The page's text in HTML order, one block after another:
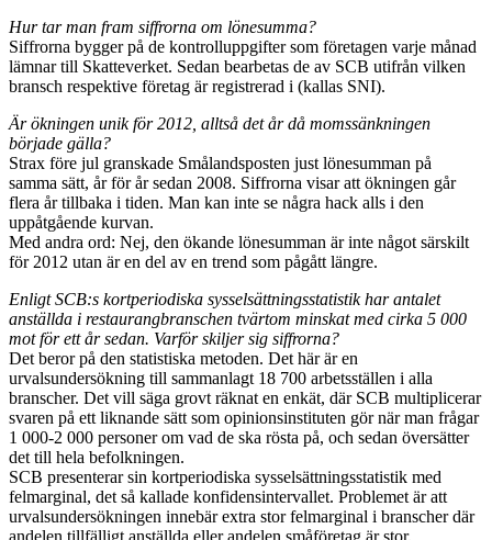
Hur tar man fram siffrorna om lönesumma?
Siffrorna bygger på de kontrolluppgifter som företagen varje månad
lämnar till Skatteverket. Sedan bearbetas de av SCB utifrån vilken
bransch respektive företag är registrerad i (kallas SNI).
Är ökningen unik för 2012, alltså det år då momssänkningen
började gälla?
Strax före jul granskade Smålandsposten just lönesumman på
samma sätt, år för år sedan 2008. Siffrorna visar att ökningen går
flera år tillbaka i tiden. Man kan inte se några hack alls i den
uppåtgående kurvan.
Med andra ord: Nej, den ökande lönesumman är inte något särskilt
för 2012 utan är en del av en trend som pågått längre.
Enligt SCB:s kortperiodiska sysselsättningsstatistik har antalet
anställda i restaurangbranschen tvärtom minskat med cirka 5 000
mot för ett år sedan. Varför skiljer sig siffrorna?
Det beror på den statistiska metoden. Det här är en
urvalsundersökning till sammanlagt 18 700 arbetsställen i alla
branscher. Det vill säga grovt räknat en enkät, där SCB multiplicerar
svaren på ett liknande sätt som opinionsinstituten gör när man frågar
1 000-2 000 personer om vad de ska rösta på, och sedan översätter
det till hela befolkningen.
SCB presenterar sin kortperiodiska sysselsättningsstatistik med
felmarginal, det så kallade konfidensintervallet. Problemet är att
urvalsundersökningen innebär extra stor felmarginal i branscher där
andelen tillfälligt anställda eller andelen småföretag är stor.